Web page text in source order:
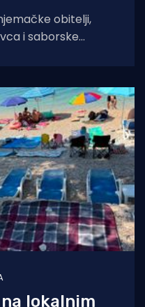
obitelji,
i saborske
lokalnim